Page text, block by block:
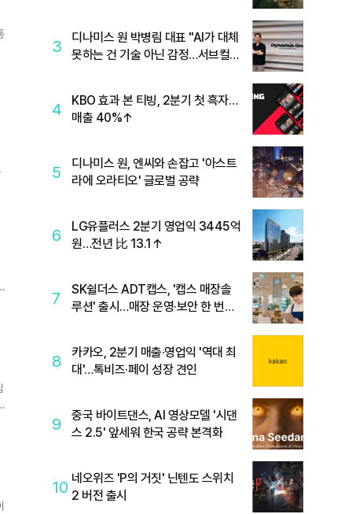
3
디나미스 원 박병림 대표 "AI가 대체
못하는 건 기술 아닌 감정…서브컬처
4
KBO 효과 본 티빙, 2분기 첫 흑자…
매출 40%↑
5
디나미스 원, 엔씨와 손잡고 '아스트
라에 오라티오' 글로벌 공략
6
LG유플러스 2분기 영업익 3445억
원…전년 比 13.1↑
7
SK쉴더스 ADT캡스, '캡스 매장솔
루션' 출시…매장 운영·보안 한 번에
8
카카오, 2분기 매출·영업익 '역대 최
대'…톡비즈·페이 성장 견인
9
중국 바이트댄스, AI 영상모델 '시댄
스 2.5' 앞세워 한국 공략 본격화
10 네오위즈 'P의 거짓' 닌텐도 스위치
2 버전 출시